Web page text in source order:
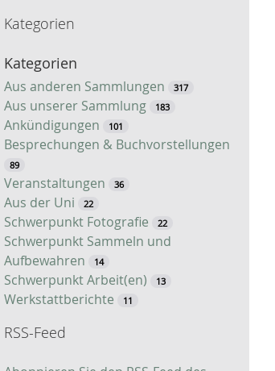
c
e
Kategorien
Kategorien
Aus anderen Sammlungen 317
Aus unserer Sammlung 183
Ankündigungen 101
Besprechungen & Buchvorstellungen
89
Veranstaltungen 36
Aus der Uni 22
Schwerpunkt Fotografie 22
Schwerpunkt Sammeln und
Aufbewahren
14
Schwerpunkt Arbeit(en) 13
Werkstattberichte 11
RSS-Feed